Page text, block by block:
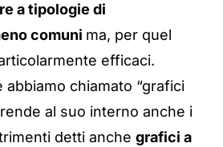
a tipologie di
comuni ma, per quel
efficaci.
abbiamo chiamato “grafici
al suo interno anche i
detti anchegrafici a